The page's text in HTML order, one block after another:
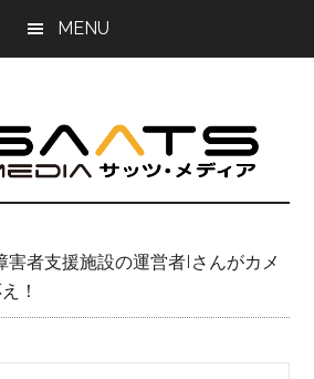
MENU
害者支援施設の運営者Iさんがカメ
！